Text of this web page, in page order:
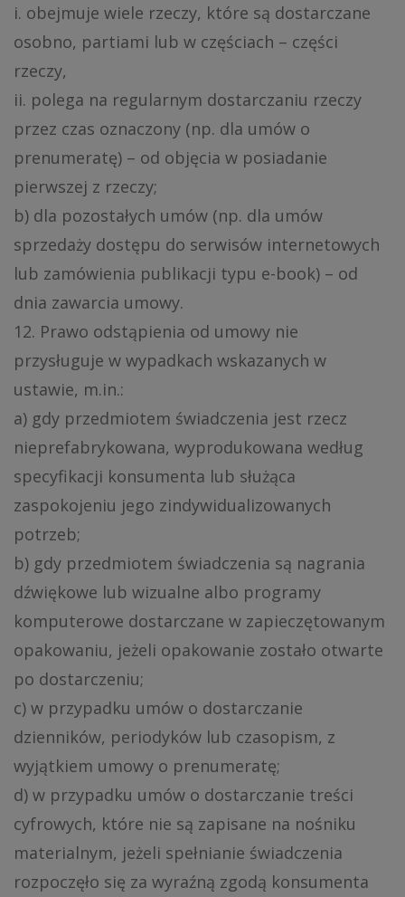
i. obejmuje wiele rzeczy, które są dostarczane
osobno, partiami lub w częściach – części
rzeczy,
ii. polega na regularnym dostarczaniu rzeczy
przez czas oznaczony (np. dla umów o
prenumeratę) – od objęcia w posiadanie
pierwszej z rzeczy;
b) dla pozostałych umów (np. dla umów
sprzedaży dostępu do serwisów internetowych
lub zamówienia publikacji typu e-book) – od
dnia zawarcia umowy.
12. Prawo odstąpienia od umowy nie
przysługuje w wypadkach wskazanych w
ustawie, m.in.:
a) gdy przedmiotem świadczenia jest rzecz
nieprefabrykowana, wyprodukowana według
specyfikacji konsumenta lub służąca
zaspokojeniu jego zindywidualizowanych
potrzeb;
b) gdy przedmiotem świadczenia są nagrania
dźwiękowe lub wizualne albo programy
komputerowe dostarczane w zapieczętowanym
opakowaniu, jeżeli opakowanie zostało otwarte
po dostarczeniu;
c) w przypadku umów o dostarczanie
dzienników, periodyków lub czasopism, z
wyjątkiem umowy o prenumeratę;
d) w przypadku umów o dostarczanie treści
cyfrowych, które nie są zapisane na nośniku
materialnym, jeżeli spełnianie świadczenia
rozpoczęło się za wyraźną zgodą konsumenta